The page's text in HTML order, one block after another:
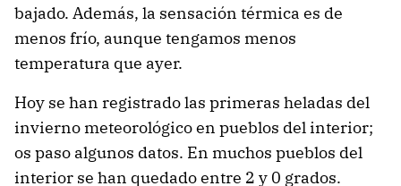
bajado. Además, la sensación térmica es de
menos frío, aunque tengamos menos
temperatura que ayer.
Hoy se han registrado las primeras heladas del
invierno meteorológico en pueblos del interior;
os paso algunos datos. En muchos pueblos del
interior se han quedado entre 2 y 0 grados.